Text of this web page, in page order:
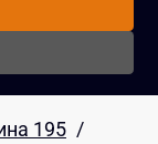
195 /